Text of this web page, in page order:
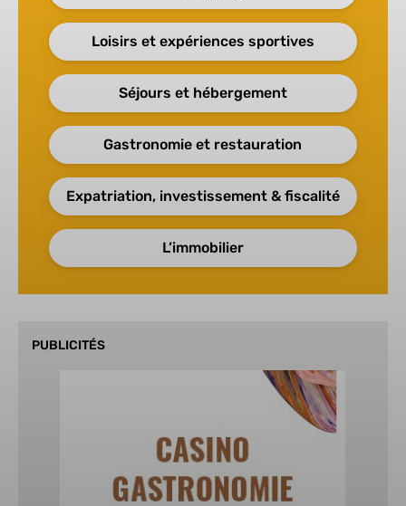
Loisirs et expériences sportives
Séjours et hébergement
Gastronomie et restauration
Expatriation, investissement & fiscalité
L’immobilier
PUBLICITÉS